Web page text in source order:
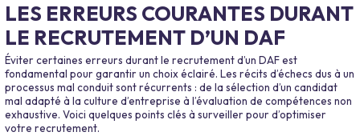
LES ERREURS COURANTES DURANT
LE RECRUTEMENT D’UN DAF
Éviter certaines erreurs durant le recrutement d’un DAF est
fondamental pour garantir un choix éclairé. Les récits d’échecs dus à un
processus mal conduit sont récurrents : de la sélection d’un candidat
mal adapté à la culture d’entreprise à l’évaluation de compétences non
exhaustive. Voici quelques points clés à surveiller pour d’optimiser
votre recrutement.